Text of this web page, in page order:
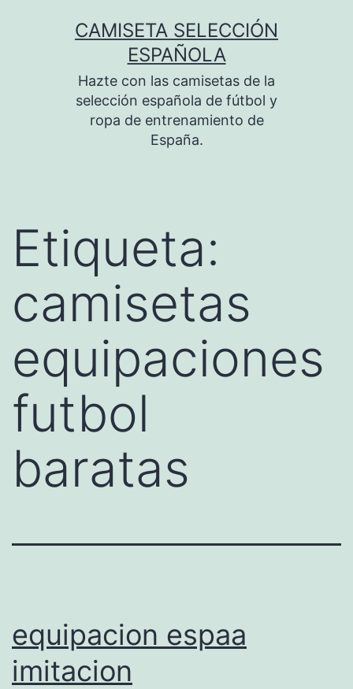
CAMISETA SELECCIÓN
ESPAÑOLA
Hazte con las camisetas de la
selección española de fútbol y
ropa de entrenamiento de
España.
Etiqueta:
camisetas
equipaciones
futbol
baratas
equipacion espaa
imitacion